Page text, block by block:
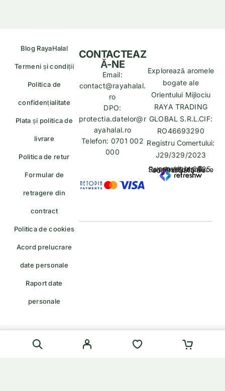
Blog RayaHalal
Termeni și condiții
Politica de
confidențialitate
Plata și politica de
livrare
Politica de retur
Formular de
retragere din
contract
Politica de cookies
Acord prelucrare
date personale
Raport date
personale
Explorează aromele
bogate ale
Orientului Mijlociu
RAYA TRADING
GLOBAL S.R.L.CIF:
RO46693290
Registru Comertului:
J29/329/2023
copyrights © Rayahalal.ro 2025. Soluție eCommerce administrată de
CONTACTEAZ
Ă-NE
Email:
contact@rayahalal.
ro
DPO:
protectia.datelor@r
ayahalal.ro
Telefon: 0701 002
000